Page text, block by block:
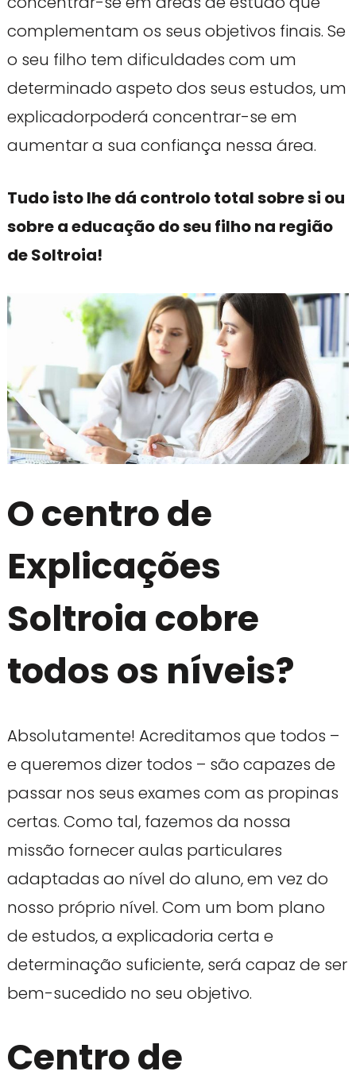
complementam os seus objetivos finais. Se
o seu filho tem dificuldades com um
determinado aspeto dos seus estudos, um
explicadorpoderá concentrar-se em
aumentar a sua confiança nessa área.
Tudo isto lhe dá controlo total sobre si ou
sobre a educação do seu filho na região
de Soltroia!
O centro de
Explicações
Soltroia cobre
todos os níveis?
Absolutamente! Acreditamos que todos –
e queremos dizer todos – são capazes de
passar nos seus exames com as propinas
certas. Como tal, fazemos da nossa
missão fornecer aulas particulares
adaptadas ao nível do aluno, em vez do
nosso próprio nível. Com um bom plano
de estudos, a explicadoria certa e
determinação suficiente, será capaz de ser
bem-sucedido no seu objetivo.
Centro de